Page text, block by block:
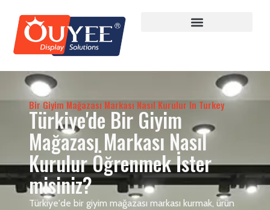
Bir Giyim Mağazası Markası Nasıl Kurulur In Turkey
Türkiye'de Bir Giyim
Mağazası Markası Nasıl
Kurulur Öğrenmek İster
misiniz?
Türkiye'de bir giyim mağazası markası kurmak, ürün